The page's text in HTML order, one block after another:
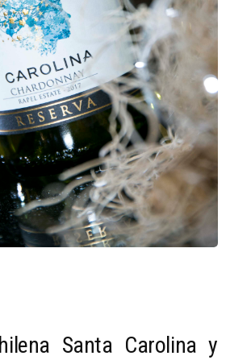
Santa Carolina y